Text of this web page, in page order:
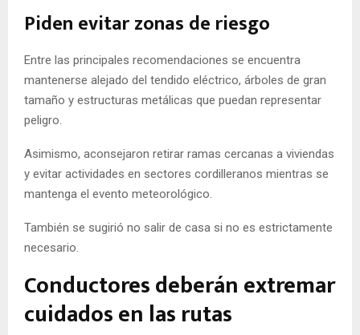
Piden evitar zonas de riesgo
Entre las principales recomendaciones se encuentra
mantenerse alejado del tendido eléctrico, árboles de gran
tamaño y estructuras metálicas que puedan representar
peligro.
Asimismo, aconsejaron retirar ramas cercanas a viviendas
y evitar actividades en sectores cordilleranos mientras se
mantenga el evento meteorológico.
También se sugirió no salir de casa si no es estrictamente
necesario.
Conductores deberán extremar
cuidados en las rutas